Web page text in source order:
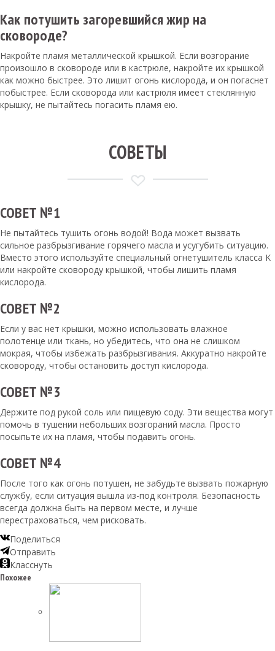
Как потушить загоревшийся жир на
сковороде?
Накройте пламя металлической крышкой. Если возгорание
произошло в сковороде или в кастрюле, накройте их крышкой
как можно быстрее. Это лишит огонь кислорода, и он погаснет
побыстрее. Если сковорода или кастрюля имеет стеклянную
крышку, не пытайтесь погасить пламя ею.
СОВЕТЫ
СОВЕТ №1
Не пытайтесь тушить огонь водой! Вода может вызвать
сильное разбрызгивание горячего масла и усугубить ситуацию.
Вместо этого используйте специальный огнетушитель класса K
или накройте сковороду крышкой, чтобы лишить пламя
кислорода.
СОВЕТ №2
Если у вас нет крышки, можно использовать влажное
полотенце или ткань, но убедитесь, что она не слишком
мокрая, чтобы избежать разбрызгивания. Аккуратно накройте
сковороду, чтобы остановить доступ кислорода.
СОВЕТ №3
Держите под рукой соль или пищевую соду. Эти вещества могут
помочь в тушении небольших возгораний масла. Просто
посыпьте их на пламя, чтобы подавить огонь.
СОВЕТ №4
После того как огонь потушен, не забудьте вызвать пожарную
службу, если ситуация вышла из-под контроля. Безопасность
всегда должна быть на первом месте, и лучше
перестраховаться, чем рисковать.
Поделиться
Отправить
Класснуть
Похожее